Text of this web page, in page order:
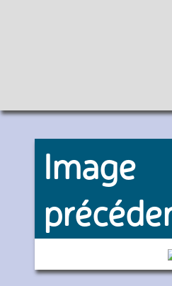
Image
373